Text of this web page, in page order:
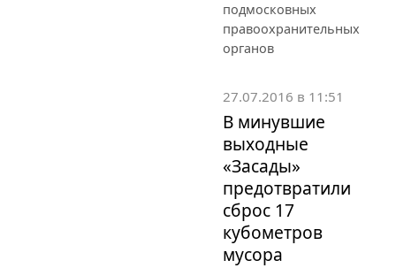
подмосковных
правоохранительных
органов
27.07.2016 в 11:51
В минувшие
выходные
«Засады»
предотвратили
сброс 17
кубометров
мусора